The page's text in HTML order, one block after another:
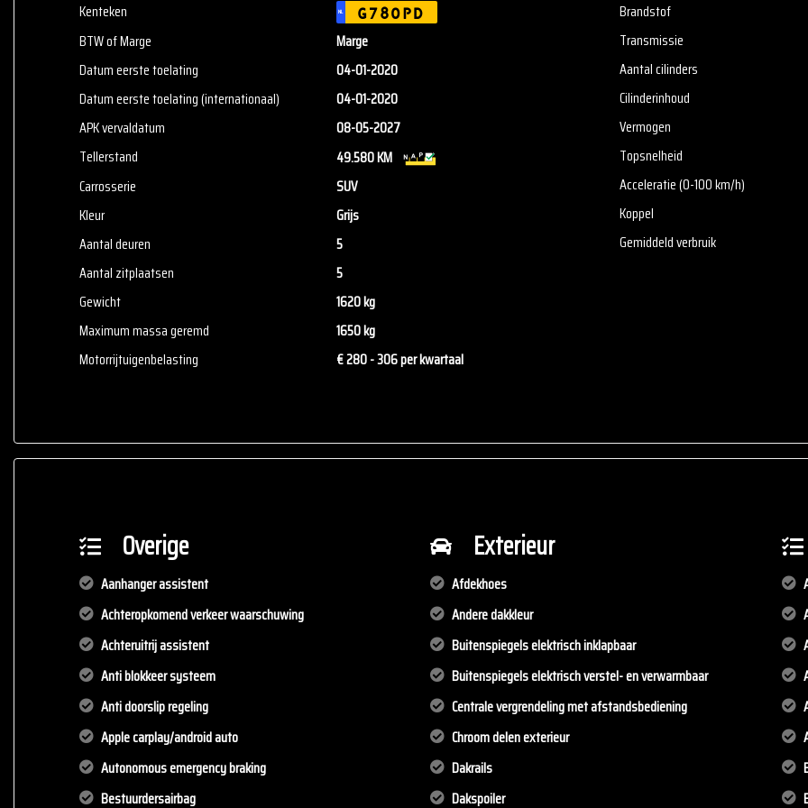
Kenteken NL G780PD
BTW of Marge
Marge
Datum eerste toelating
04-01-2020
Datum eerste toelating (internationaal)
04-01-2020
APK vervaldatum
08-05-2027
Tellerstand
49.580 KM
Carrosserie
SUV
Kleur
Grijs
Aantal deuren
5
Aantal zitplaatsen
5
Gewicht
1620 kg
Maximum massa geremd
1650 kg
Motorrijtuigenbelasting
€ 280 - 306 per kwartaal
Brandstof
Transmissie
Aantal cilinders
Cilinderinhoud
Vermogen
Topsnelheid
Acceleratie (0-100 km/h)
Koppel
Gemiddeld verbruik
Overige
Aanhanger assistent
Achteropkomend verkeer waarschuwing
Achteruitrij assistent
Anti blokkeer systeem
Anti doorslip regeling
Apple carplay/android auto
Autonomous emergency braking
Bestuurdersairbag
Exterieur
Afdekhoes
Andere dakkleur
Buitenspiegels elektrisch inklapbaar
Buitenspiegels elektrisch verstel- en verwarmbaar
Centrale vergrendeling met afstandsbediening
Chroom delen exterieur
Dakrails
Dakspoiler